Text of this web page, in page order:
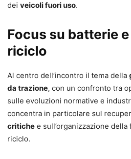
dei veicoli fuori uso.
Focus su batterie
riciclo
Al centro dell’incontro il tema della
da trazione, con un confronto tra
sulle evoluzioni normative e
concentra in particolare sul
critiche e sull’organizzazione
riciclo.